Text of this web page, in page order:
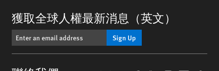
獲取全球人權最新消息（英文）
Sign Up